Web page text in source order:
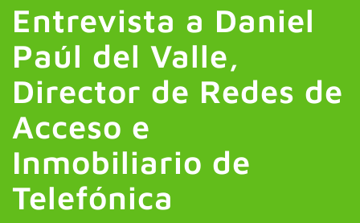
Entrevista a Daniel
Paúl del Valle,
Director de Redes de
Acceso e
Inmobiliario de
Telefónica